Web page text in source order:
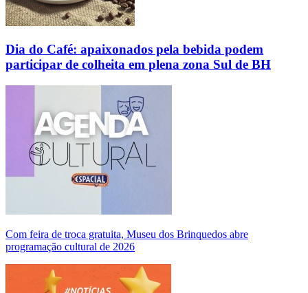
Dia do Café: apaixonados pela bebida podem
participar de colheita em plena zona Sul de BH
Com feira de troca gratuita, Museu dos Brinquedos abre
programação cultural de 2026